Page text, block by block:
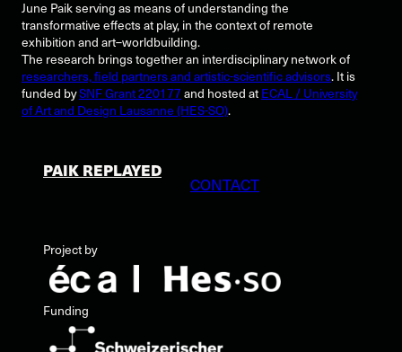
June Paik serving as means of understanding the
transformative effects at play, in the context of remote
exhibition and art–worldbuilding.
The research brings together an interdisciplinary network of
researchers, field partners and artistic-scientific advisors. It is
funded bySNF Grant 220177and hosted atECAL / University
of Art and Design Lausanne (HES-SO).
PAIK REPLAYED
CONTACT
Project by
Funding